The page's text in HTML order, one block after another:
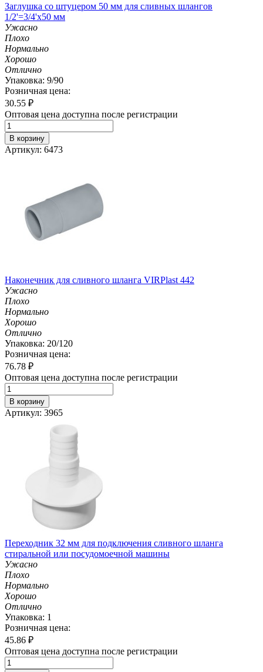
Заглушка со штуцером 50 мм для сливных шлангов
1/2'=3/4'х50 мм
Ужасно
Плохо
Нормально
Хорошо
Отлично
Упаковка: 9/90
Розничная цена:
30.55 ₽
Оптовая цена доступна после регистрации
В корзину
Артикул: 6473
Наконечник для сливного шланга VIRPlast 442
Ужасно
Плохо
Нормально
Хорошо
Отлично
Упаковка: 20/120
Розничная цена:
76.78 ₽
Оптовая цена доступна после регистрации
В корзину
Артикул: 3965
Переходник 32 мм для подключения сливного шланга
стиральной или посудомоечной машины
Ужасно
Плохо
Нормально
Хорошо
Отлично
Упаковка: 1
Розничная цена:
45.86 ₽
Оптовая цена доступна после регистрации